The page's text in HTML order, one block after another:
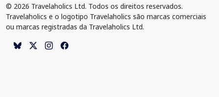
© 2026 Travelaholics Ltd. Todos os direitos reservados.
Travelaholics e o logotipo Travelaholics são marcas comerciais
ou marcas registradas da Travelaholics Ltd.